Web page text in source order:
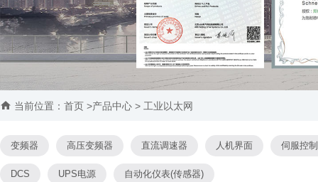
 当前位置： 首页 >产品中心 > 工业以太网
变频器 高压变频器 直流调速器 人机界面 伺服控
DCS UPS电源 自动化仪表(传感器)